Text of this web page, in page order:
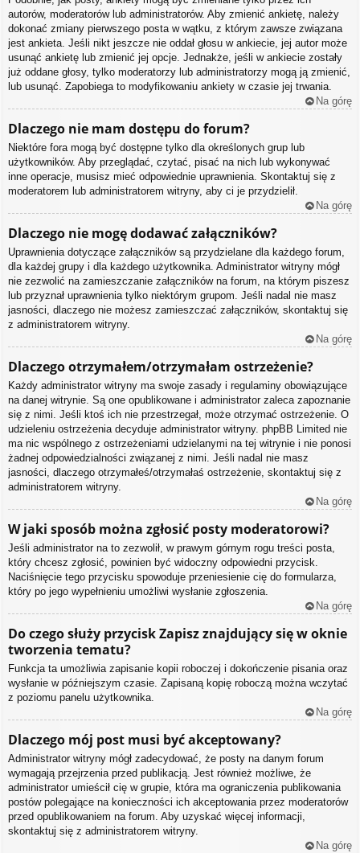
autorów, moderatorów lub administratorów. Aby zmienić ankietę, należy
dokonać zmiany pierwszego posta w wątku, z którym zawsze związana
jest ankieta. Jeśli nikt jeszcze nie oddał głosu w ankiecie, jej autor może
usunąć ankietę lub zmienić jej opcje. Jednakże, jeśli w ankiecie zostały
już oddane głosy, tylko moderatorzy lub administratorzy mogą ją zmienić,
lub usunąć. Zapobiega to modyfikowaniu ankiety w czasie jej trwania.
Na górę
Dlaczego nie mam dostępu do forum?
Niektóre fora mogą być dostępne tylko dla określonych grup lub
użytkowników. Aby przeglądać, czytać, pisać na nich lub wykonywać
inne operacje, musisz mieć odpowiednie uprawnienia. Skontaktuj się z
moderatorem lub administratorem witryny, aby ci je przydzielił.
Na górę
Dlaczego nie mogę dodawać załączników?
Uprawnienia dotyczące załączników są przydzielane dla każdego forum,
dla każdej grupy i dla każdego użytkownika. Administrator witryny mógł
nie zezwolić na zamieszczanie załączników na forum, na którym piszesz
lub przyznał uprawnienia tylko niektórym grupom. Jeśli nadal nie masz
jasności, dlaczego nie możesz zamieszczać załączników, skontaktuj się
z administratorem witryny.
Na górę
Dlaczego otrzymałem/otrzymałam ostrzeżenie?
Każdy administrator witryny ma swoje zasady i regulaminy obowiązujące
na danej witrynie. Są one opublikowane i administrator zaleca zapoznanie
się z nimi. Jeśli ktoś ich nie przestrzegał, może otrzymać ostrzeżenie. O
udzieleniu ostrzeżenia decyduje administrator witryny. phpBB Limited nie
ma nic wspólnego z ostrzeżeniami udzielanymi na tej witrynie i nie ponosi
żadnej odpowiedzialności związanej z nimi. Jeśli nadal nie masz
jasności, dlaczego otrzymałeś/otrzymałaś ostrzeżenie, skontaktuj się z
administratorem witryny.
Na górę
W jaki sposób można zgłosić posty moderatorowi?
Jeśli administrator na to zezwolił, w prawym górnym rogu treści posta,
który chcesz zgłosić, powinien być widoczny odpowiedni przycisk.
Naciśnięcie tego przycisku spowoduje przeniesienie cię do formularza,
który po jego wypełnieniu umożliwi wysłanie zgłoszenia.
Na górę
Do czego służy przyciskZapiszznajdujący się w oknie
tworzenia tematu?
Funkcja ta umożliwia zapisanie kopii roboczej i dokończenie pisania oraz
wysłanie w późniejszym czasie. Zapisaną kopię roboczą można wczytać
z poziomu panelu użytkownika.
Na górę
Dlaczego mój post musi być akceptowany?
Administrator witryny mógł zadecydować, że posty na danym forum
wymagają przejrzenia przed publikacją. Jest również możliwe, że
administrator umieścił cię w grupie, która ma ograniczenia publikowania
postów polegające na konieczności ich akceptowania przez moderatorów
przed opublikowaniem na forum. Aby uzyskać więcej informacji,
skontaktuj się z administratorem witryny.
Na górę